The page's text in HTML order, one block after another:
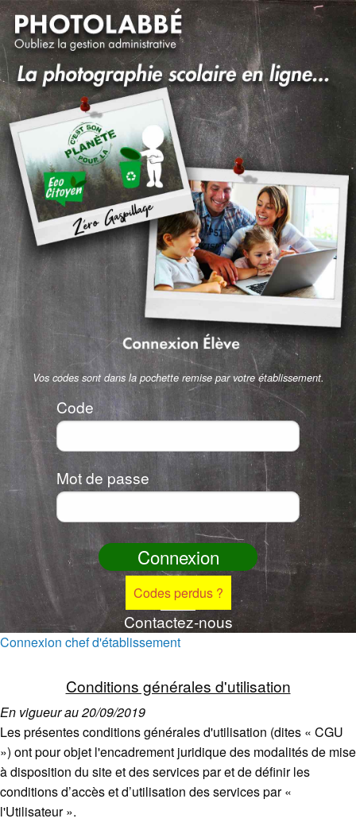
Vos codes sont dans la pochette remise par votre établissement.
Code
Mot de passe
Codes perdus ?
Contactez-nous
Connexion chef d'établissement
Conditions générales d'utilisation
En vigueur au 20/09/2019
Les présentes conditions générales d'utilisation (dites « CGU
») ont pour objet l'encadrement juridique des modalités de mise
à disposition du site et des services par et de définir les
conditions d’accès et d’utilisation des services par «
l'Utilisateur ».